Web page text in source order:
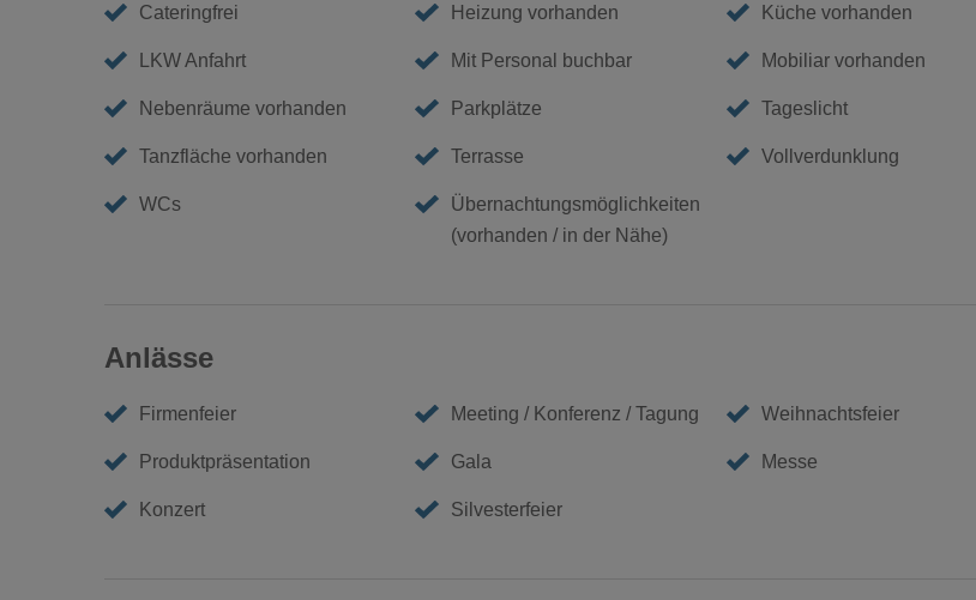
Cateringfrei Heizung vorhanden Küche vorhanden
LKW Anfahrt Mit Personal buchbar Mobiliar vorhanden
Nebenräume vorhanden Parkplätze Tageslicht
Tanzfläche vorhanden Terrasse Vollverdunklung
WCs
Übernachtungsmöglichkeiten
(vorhanden / in der Nähe)
Anlässe
Firmenfeier Meeting / Konferenz / Tagung Weihnachtsfeier
Produktpräsentation Gala Messe
Konzert Silvesterfeier